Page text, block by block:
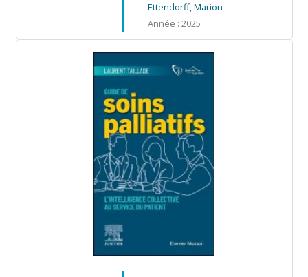
Ettendorff, Marion
Année : 2025